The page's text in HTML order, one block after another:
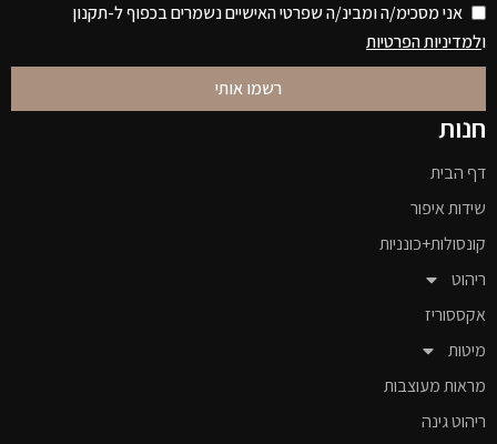
אני מסכימ/ה ומבינ/ה שפרטי האישיים נשמרים בכפוף ל-תקנון
ולמדיניות הפרטיות
רשמו אותי
חנות
דף הבית
שידות איפור
קונסולות+כונניות
ריהוט
אקססוריז
מיטות
מראות מעוצבות
ריהוט גינה